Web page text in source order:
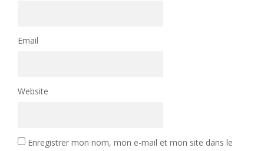
Email
Website
Enregistrer mon nom, mon e-mail et mon site dans le